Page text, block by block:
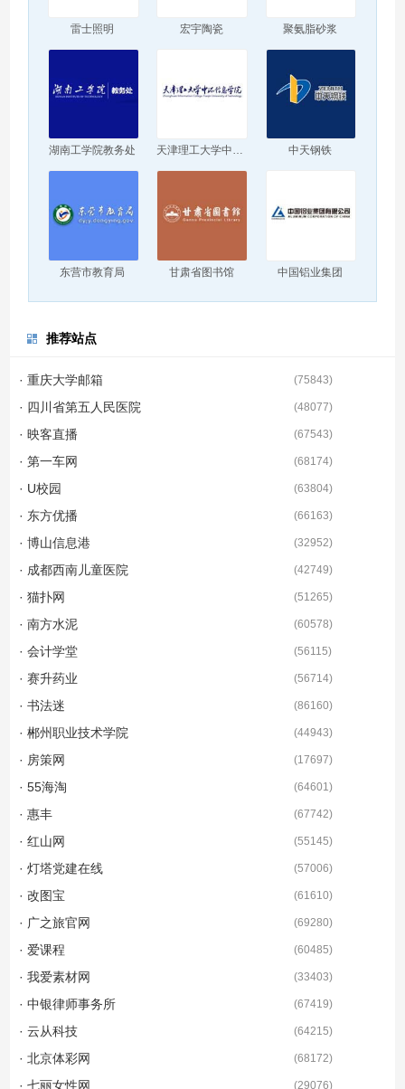
雷士照明 宏宇陶瓷 聚氨脂砂浆
湖南工学院教务处 天津理工大学中环信息学院 中天钢铁
东营市教育局 甘肃省图书馆 中国铝业集团
推荐站点
· 重庆大学邮箱 (75843)
· 四川省第五人民医院 (48077)
· 映客直播 (67543)
· 第一车网 (68174)
· U校园 (63804)
· 东方优播 (66163)
· 博山信息港 (32952)
· 成都西南儿童医院 (42749)
· 猫扑网 (51265)
· 南方水泥 (60578)
· 会计学堂 (56115)
· 赛升药业 (56714)
· 书法迷 (86160)
· 郴州职业技术学院 (44943)
· 房策网 (17697)
· 55海淘 (64601)
· 惠丰 (67742)
· 红山网 (55145)
· 灯塔党建在线 (57006)
· 改图宝 (61610)
· 广之旅官网 (69280)
· 爱课程 (60485)
· 我爱素材网 (33403)
· 中银律师事务所 (67419)
· 云从科技 (64215)
· 北京体彩网 (68172)
· 七丽女性网 (29076)